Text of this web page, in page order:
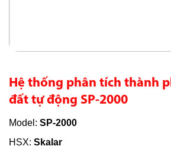
Hệ thống phân tích thành
đất tự động SP-2000
Model: SP-2000
HSX: Skalar